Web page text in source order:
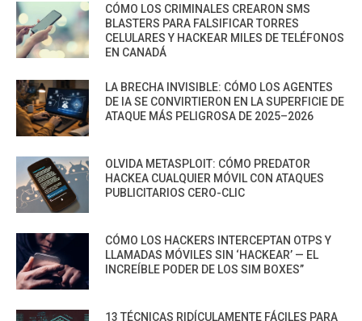
CÓMO LOS CRIMINALES CREARON SMS
BLASTERS PARA FALSIFICAR TORRES
CELULARES Y HACKEAR MILES DE TELÉFONOS
EN CANADÁ
LA BRECHA INVISIBLE: CÓMO LOS AGENTES
DE IA SE CONVIRTIERON EN LA SUPERFICIE DE
ATAQUE MÁS PELIGROSA DE 2025–2026
OLVIDA METASPLOIT: CÓMO PREDATOR
HACKEA CUALQUIER MÓVIL CON ATAQUES
PUBLICITARIOS CERO-CLIC
CÓMO LOS HACKERS INTERCEPTAN OTPS Y
LLAMADAS MÓVILES SIN ‘HACKEAR’ — EL
INCREÍBLE PODER DE LOS SIM BOXES”
13 TÉCNICAS RIDÍCULAMENTE FÁCILES PARA